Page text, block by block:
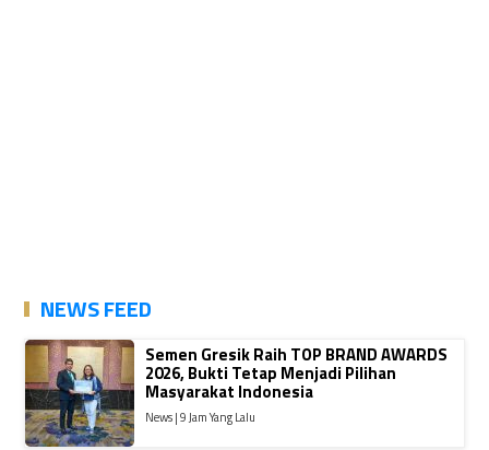
NEWS FEED
Semen Gresik Raih TOP BRAND AWARDS
2026, Bukti Tetap Menjadi Pilihan
Masyarakat Indonesia
News | 9 Jam Yang Lalu